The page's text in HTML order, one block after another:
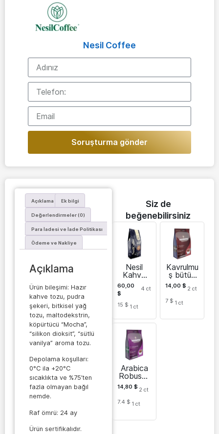
Nesil Coffee
Soruşturma gönder
Açıklama Ek bilgi
Değerlendirmeler (0)
Para İadesi ve İade Politikası
Ödeme ve Nakliye
Açıklama
Ürün bileşimi: Hazır
kahve tozu, pudra
şekeri, bitkisel yağ
tozu, maltodekstrin,
köpürtücü “Mocha”,
“silikon dioksit”, “sütlü
vanilya” aroma tozu.
Depolama koşulları:
0°C ila +20°C
sıcaklıkta ve %75’ten
fazla olmayan bağıl
nemde.
Raf ömrü: 24 ay
Ürün sertifikalıdır.
Siz de
beğenebilirsiniz
Nesil
Kahve
Klasik
60,00
$
4 ct
15 $ 1 ct
Kavrulmu
ş bütün
kahve
çekirdekl
eri
Classico
14,00$ 2 ct
7 $ 1 ct
Arabica
Robusta
kavrulmu
ş kahve
çekirdekl
eri El
e 1 kg
14,80$ 2 ct
7.4 $ 1 ct